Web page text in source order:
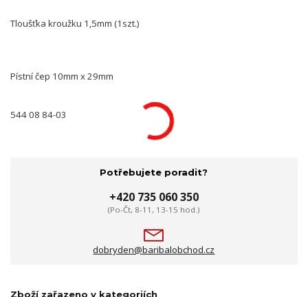
Tloušťka kroužku 1,5mm (1szt.)
Pístní čep 10mm x 29mm
544 08 84-03
Potřebujete poradit?
+420 735 060 350
(Po-Čt, 8-11, 13-15 hod.)
dobryden@baribalobchod.cz
Zboží zařazeno v kategoriích